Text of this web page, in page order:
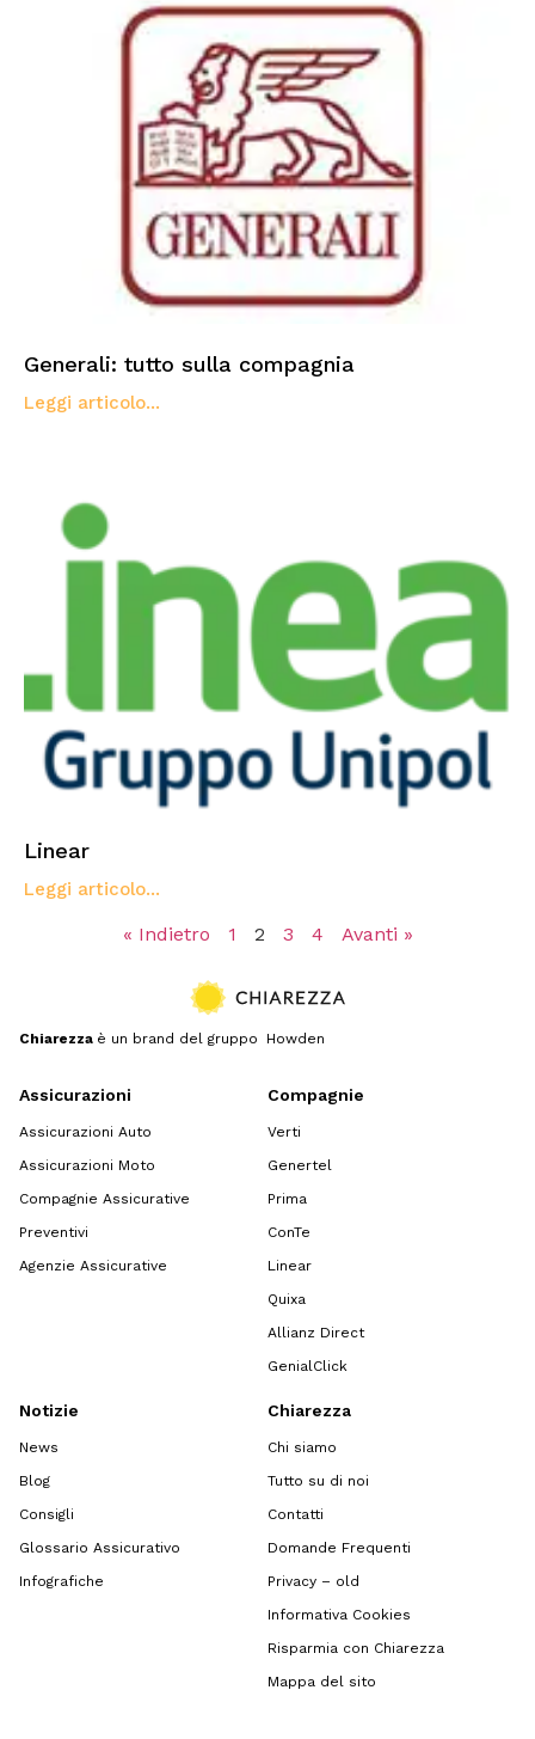
Generali: tutto sulla compagnia
Leggi articolo...
Linear
Leggi articolo...
« Indietro 1 2 3 4 Avanti »
Chiarezza è un brand del gruppo Howden
Assicurazioni
Assicurazioni Auto
Assicurazioni Moto
Compagnie Assicurative
Preventivi
Agenzie Assicurative
Compagnie
Verti
Genertel
Prima
ConTe
Linear
Quixa
Allianz Direct
GenialClick
Notizie
News
Blog
Consigli
Glossario Assicurativo
Infografiche
Chiarezza
Chi siamo
Tutto su di noi
Contatti
Domande Frequenti
Privacy – old
Informativa Cookies
Risparmia con Chiarezza
Mappa del sito